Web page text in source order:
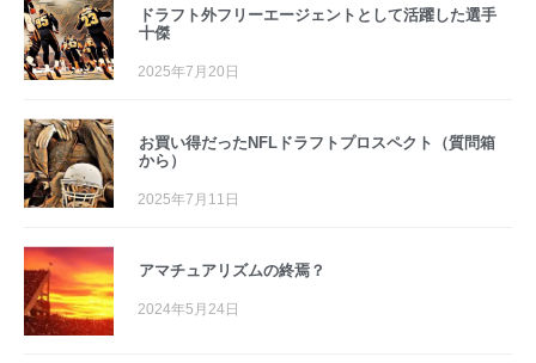
ドラフト外フリーエージェントとして活躍した選手
十傑
2025年7月20日
お買い得だったNFLドラフトプロスペクト（質問箱
から）
2025年7月11日
アマチュアリズムの終焉？
2024年5月24日